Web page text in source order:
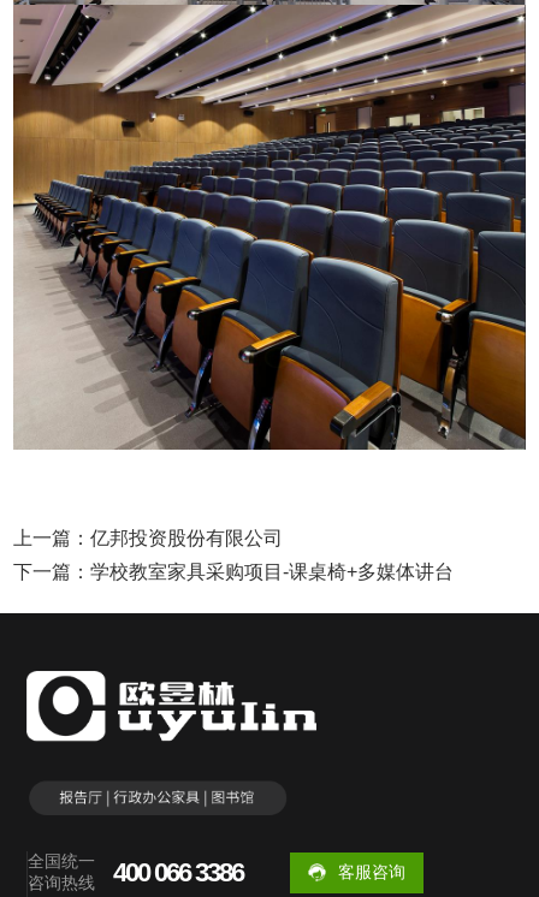
上一篇：亿邦投资股份有限公司
下一篇：学校教室家具采购项目-课桌椅+多媒体讲台
全国统一
咨询热线
400 066 3386 客服咨询